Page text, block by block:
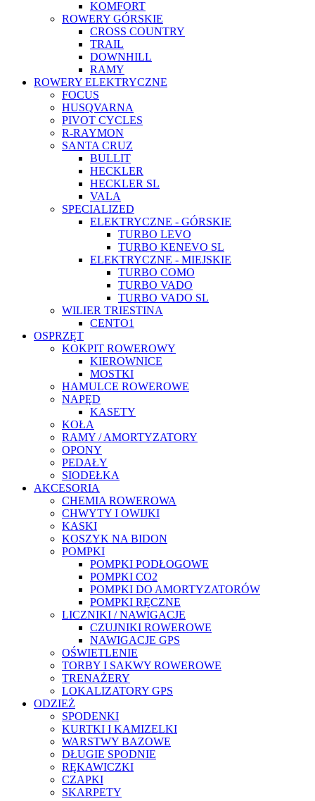
KOMFORT
ROWERY GÓRSKIE
CROSS COUNTRY
TRAIL
DOWNHILL
RAMY
ROWERY ELEKTRYCZNE
FOCUS
HUSQVARNA
PIVOT CYCLES
R-RAYMON
SANTA CRUZ
BULLIT
HECKLER
HECKLER SL
VALA
SPECIALIZED
ELEKTRYCZNE - GÓRSKIE
TURBO LEVO
TURBO KENEVO SL
ELEKTRYCZNE - MIEJSKIE
TURBO COMO
TURBO VADO
TURBO VADO SL
WILIER TRIESTINA
CENTO1
OSPRZĘT
KOKPIT ROWEROWY
KIEROWNICE
MOSTKI
HAMULCE ROWEROWE
NAPĘD
KASETY
KOŁA
RAMY / AMORTYZATORY
OPONY
PEDAŁY
SIODEŁKA
AKCESORIA
CHEMIA ROWEROWA
CHWYTY I OWIJKI
KASKI
KOSZYK NA BIDON
POMPKI
POMPKI PODŁOGOWE
POMPKI CO2
POMPKI DO AMORTYZATORÓW
POMPKI RĘCZNE
LICZNIKI / NAWIGACJE
CZUJNIKI ROWEROWE
NAWIGACJE GPS
OŚWIETLENIE
TORBY I SAKWY ROWEROWE
TRENAŻERY
LOKALIZATORY GPS
ODZIEŻ
SPODENKI
KURTKI I KAMIZELKI
WARSTWY BAZOWE
DŁUGIE SPODNIE
RĘKAWICZKI
CZAPKI
SKARPETY